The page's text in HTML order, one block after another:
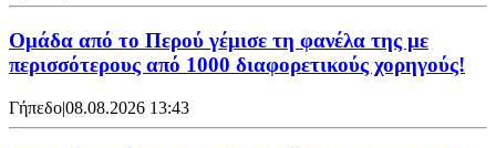
Ομάδα από το Περού γέμισε τη φανέλα της με
περισσότερους από 1000 διαφορετικούς χορηγούς!
Γήπεδο|08.08.2026 13:43